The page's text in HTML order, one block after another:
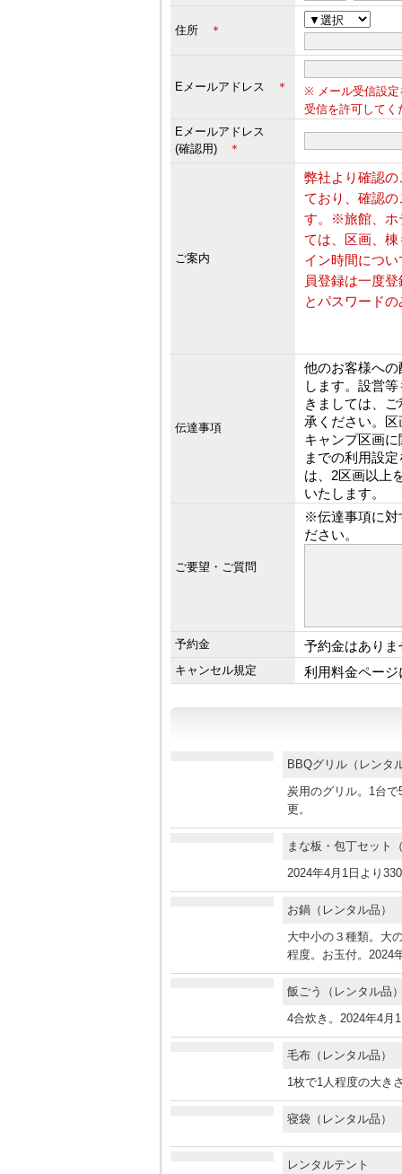
住所 ＊
Eメールアドレス ＊
※ メール受信設定
受信を許可してく
Eメールアドレス
(確認用)
＊
ご案内
弊社より確認
ており、確認
す。※旅館、ホ
ては、区画、
イン時間につ
員登録は一度
とパスワード
伝達事項
他のお客様へ
します。設営
きましては、
承ください。
キャンプ区画
までの利用設
は、2区画以上
いたします。
ご要望・ご質問
※伝達事項に対
ださい。
予約金 予約金はありま
キャンセル規定 利用料金ペー
BBQグリル（レン
炭用のグリル。1台
更。
まな板・包丁セッ
2024年4月1日より
お鍋（レンタル品
大中小の３種類。大
程度。お玉付。2024
飯ごう（レンタル
4合炊き。2024年4月
毛布（レンタル品
1枚で1人程度の大き
寝袋（レンタル品
レンタルテント